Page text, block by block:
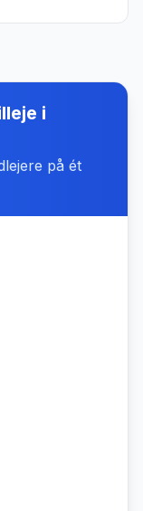
i
på ét